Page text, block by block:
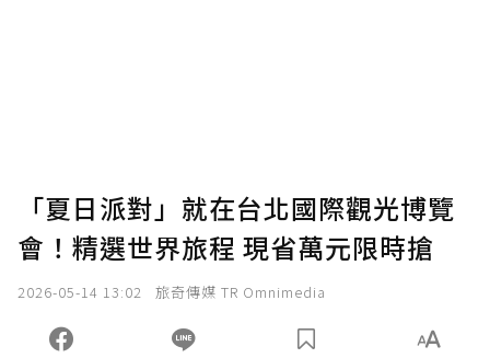
「夏日派對」就在台北國際觀光博覽
會！精選世界旅程 現省萬元限時搶
2026-05-14 13:02 旅奇傳媒 TR Omnimedia